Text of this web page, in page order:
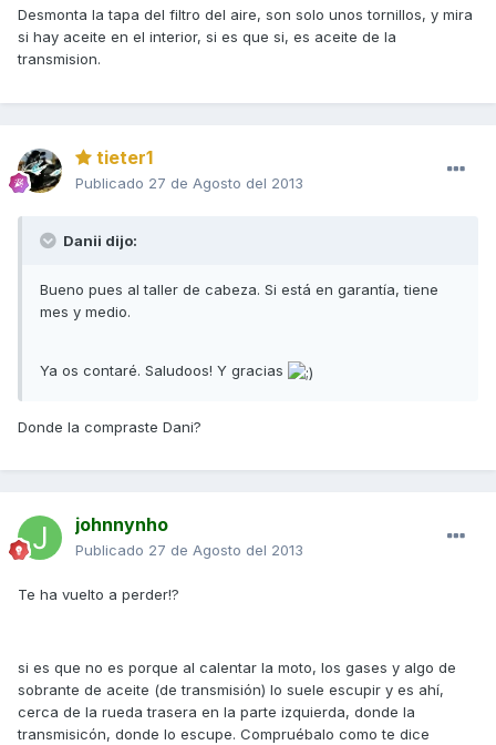
Desmonta la tapa del filtro del aire, son solo unos tornillos, y mira
si hay aceite en el interior, si es que si, es aceite de la
transmision.
tieter1
Publicado 27 de Agosto del 2013
Danii dijo:
Bueno pues al taller de cabeza. Si está en garantía, tiene
mes y medio.
Ya os contaré. Saludoos! Y gracias
Donde la compraste Dani?
johnnynho
Publicado 27 de Agosto del 2013
Te ha vuelto a perder!?
si es que no es porque al calentar la moto, los gases y algo de
sobrante de aceite (de transmisión) lo suele escupir y es ahí,
cerca de la rueda trasera en la parte izquierda, donde la
transmisicón, donde lo escupe. Compruébalo como te dice